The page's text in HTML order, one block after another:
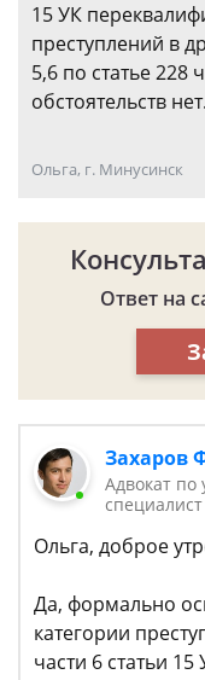
15 УК
преступлений в
5,6 по статье
обстоятельств нет.
Ольга, г. Минусинск
Ответ на
Захаров
Адвокат
специалист
Ольга, доброе
Да, формально
категории
части 6 статьи